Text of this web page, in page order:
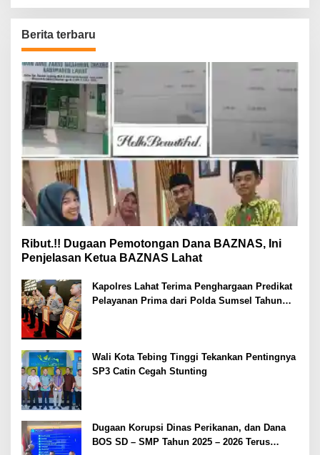
Berita terbaru
Ribut.!! Dugaan Pemotongan Dana BAZNAS, Ini
Penjelasan Ketua BAZNAS Lahat
Kapolres Lahat Terima Penghargaan Predikat
Pelayanan Prima dari Polda Sumsel Tahun
Wali Kota Tebing Tinggi Tekankan Pentingnya
SP3 Catin Cegah Stunting
Dugaan Korupsi Dinas Perikanan, dan Dana
BOS SD – SMP Tahun 2025 – 2026 Terus